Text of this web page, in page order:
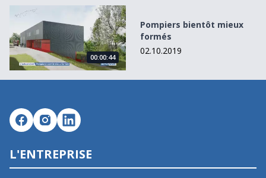
Pompiers bientôt mieux formés
00:00:44
Pompiers bientôt mieux
formés
02.10.2019
L'ENTREPRISE